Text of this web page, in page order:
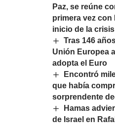
Paz, se reúne
primera vez con
inicio de la
Tras 146
Unión Europea
adopta el Euro
Encontró
que había
sorprendente
Hamas
de Israel en